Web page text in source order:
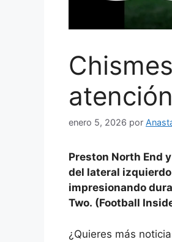
atención
enero 5, 2026 por
Preston North End y
del lateral
impresionando
Two. (Football
¿Quieres más